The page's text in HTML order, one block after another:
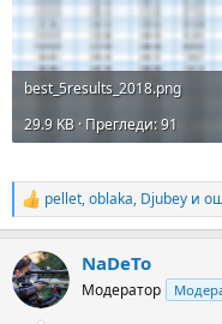
best_5results_2018.png
29.9 KB · Прегледи: 91
R
e
c
t
i
pellet,oblaka, Djubey и
NaDeTo
Модератор